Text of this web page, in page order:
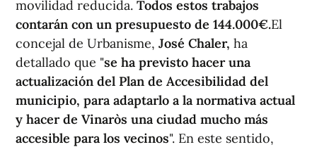
movilidad reducida. Todos estos trabajos
contarán con un presupuesto de 144.000€.El
concejal de Urbanisme, José Chaler, ha
detallado que "se ha previsto hacer una
actualización del Plan de Accesibilidad del
municipio, para adaptarlo a la normativa actual
y hacer de Vinaròs una ciudad mucho más
accesible para los vecinos". En este sentido,